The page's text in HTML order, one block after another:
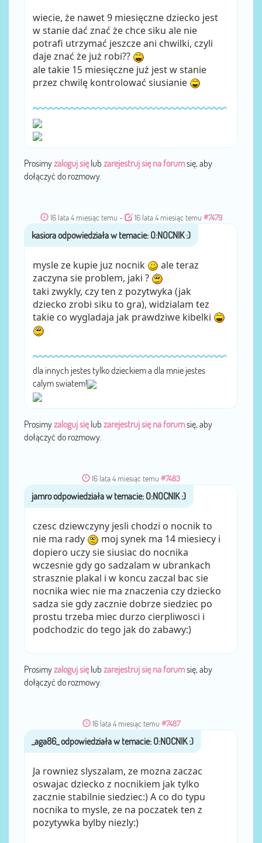
wiecie, że nawet 9 miesięczne dziecko jest
w stanie dać znać że chce siku ale nie
potrafi utrzymać jeszcze ani chwilki, czyli
daje znać że już robi??
ale takie 15 miesięczne już jest w stanie
przez chwilę kontrolować siusianie
Prosimyzaloguj sięlub zarejestruj się na forumsię, aby
dołączyć do rozmowy.
16 lata 4 miesiąc temu - 16 lata 4 miesiąc temu #7479
mysle ze kupie juz nocnik
ale teraz
zaczyna sie problem, jaki ?
taki zwykly, czy ten z pozytwyka (jak
dziecko zrobi siku to gra), widzialam tez
takie co wygladaja jak prawdziwe kibelki
dla innych jestes tylko dzieckiem a dla mnie jestes
calym swiatem!
Prosimyzaloguj sięlub zarejestruj się na forumsię, aby
dołączyć do rozmowy.
16 lata 4 miesiąc temu #7483
przezjamro
czesc dziewczyny jesli chodzi o nocnik to
nie ma rady
moj synek ma 14 miesiecy i
dopiero uczy sie siusiac do nocnika
wczesnie gdy go sadzalam w ubrankach
strasznie plakal i w koncu zaczal bac sie
nocnika wiec nie ma znaczenia czy dziecko
sadza sie gdy zacznie dobrze siedziec po
prostu trzeba miec durzo cierpliwosci i
podchodzic do tego jak do zabawy:)
Prosimyzaloguj sięlub zarejestruj się na forumsię, aby
dołączyć do rozmowy.
16 lata 4 miesiąc temu #7487
przez _aga86_
Ja rowniez slyszalam, ze mozna zaczac
oswajac dziecko z nocnikiem jak tylko
zacznie stabilnie siedziec:) A co do typu
nocnika to mysle, ze na poczatek ten z
pozytywka bylby niezly:)